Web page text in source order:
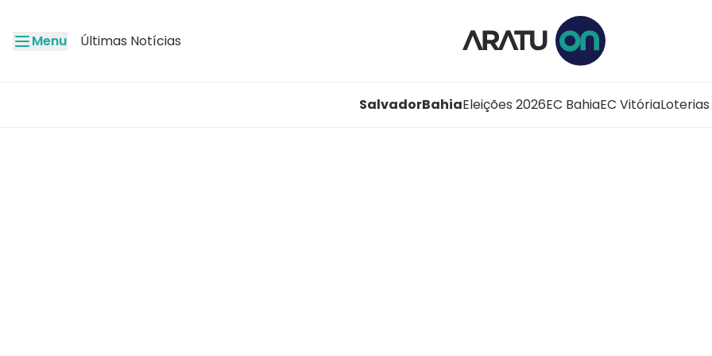
Menu Últimas Notícias
SalvadorBahiaEleições 2026EC BahiaEC VitóriaLoterias